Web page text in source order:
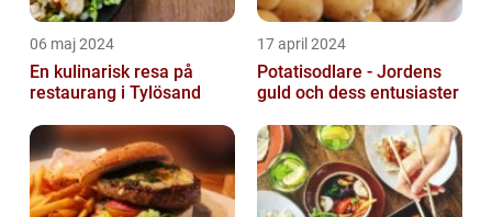
06 maj 2024
En kulinarisk resa på
restaurang i Tylösand
17 april 2024
Potatisodlare - Jordens
guld och dess entusiaster